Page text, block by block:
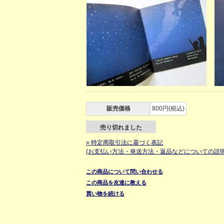
販売価格 800円(税込)
売り切れました
» 特定商取引法に基づく表記
(お支払い方法・発送方法・返品などについての説
この商品について問い合わせる
この商品を友達に教える
買い物を続ける